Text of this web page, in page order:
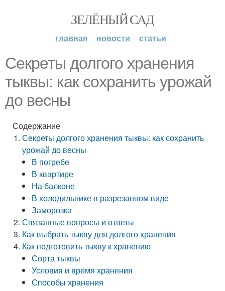
ЗЕЛЁНЫЙ САД
главная новости статьи
Секреты долгого хранения
тыквы: как сохранить урожай
до весны
Содержание
Секреты долгого хранения тыквы: как сохранить
урожай до весны
В погребе
В квартире
На балконе
В холодильнике в разрезанном виде
Заморозка
Связанные вопросы и ответы
Как выбрать тыкву для долгого хранения
Как подготовить тыкву к хранению
Сорта тыквы
Условия и время хранения
Способы хранения